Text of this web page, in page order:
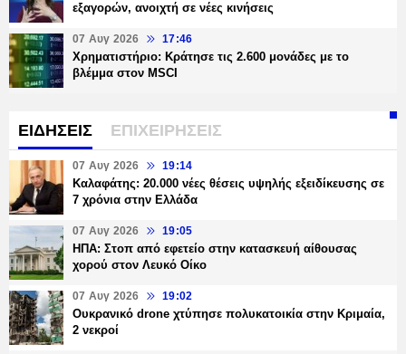
εξαγορών, ανοιχτή σε νέες κινήσεις
07 Αυγ 2026 17:46
Χρηματιστήριο: Κράτησε τις 2.600 μονάδες με το
βλέμμα στον MSCI
ΕΙΔΗΣΕΙΣ ΕΠΙΧΕΙΡΗΣΕΙΣ
07 Αυγ 2026 19:14
Καλαφάτης: 20.000 νέες θέσεις υψηλής εξειδίκευσης σε
7 χρόνια στην Ελλάδα
07 Αυγ 2026 19:05
ΗΠΑ: Στοπ από εφετείο στην κατασκευή αίθουσας
χορού στον Λευκό Οίκο
07 Αυγ 2026 19:02
Ουκρανικό drone χτύπησε πολυκατοικία στην Κριμαία,
2 νεκροί